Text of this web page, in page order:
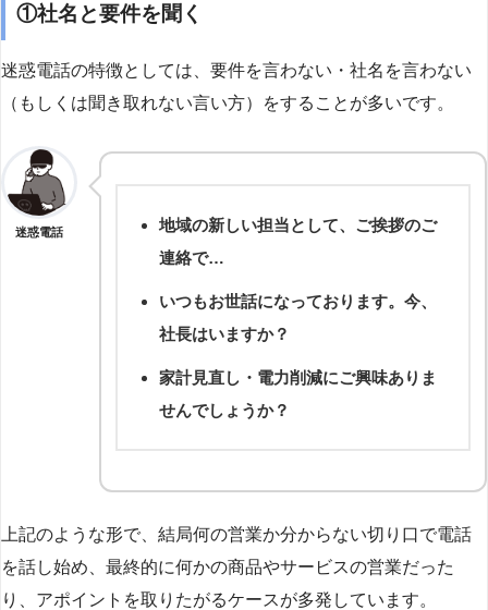
①社名と要件を聞く
迷惑電話の特徴としては、要件を言わない・社名を言わない
（もしくは聞き取れない言い方）をすることが多いです。
迷惑電話
地域の新しい担当として、ご挨拶のご
連絡で…
いつもお世話になっております。今、
社長はいますか？
家計見直し・電力削減にご興味ありま
せんでしょうか？
上記のような形で、結局何の営業か分からない切り口で電話
を話し始め、最終的に何かの商品やサービスの営業だった
り、アポイントを取りたがるケースが多発しています。